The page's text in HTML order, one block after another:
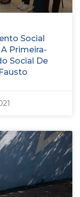
Social
Primeira-
Social De